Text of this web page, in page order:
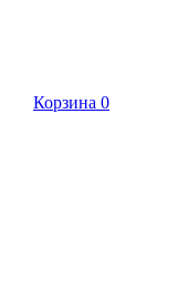
Корзина 0